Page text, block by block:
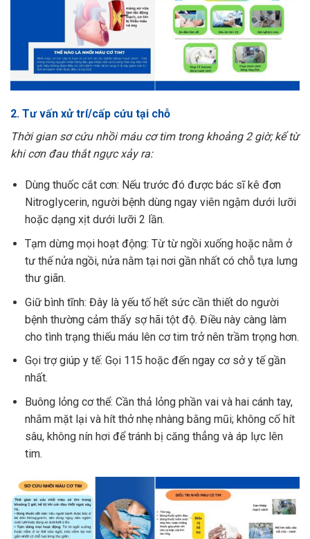
2. Tư vấn xử trí/cấp cứu tại chỗ
Thời gian sơ cứu nhồi máu cơ tim trong khoảng 2 giờ; kể từ
khi cơn đau thắt ngực xảy ra:
Dùng thuốc cắt cơn: Nếu trước đó được bác sĩ kê đơn
NitrogIycerin, người bệnh dùng ngay viên ngậm dưới lưỡi
hoặc dạng xịt dưới lưỡi 2 lần.
Tạm dừng mọi hoạt động: Từ từ ngồi xuống hoặc nằm ở
tư thế nửa ngồi, nửa nằm tại nơi gần nhất có chỗ tựa lưng
thư giãn.
Giữ bình tĩnh: Đây là yếu tố hết sức cần thiết do người
bệnh thường cảm thấy sợ hãi tột độ. Điều này càng làm
cho tình trạng thiếu máu lên cơ tim trở nên trầm trọng hơn.
Gọi trợ giúp y tế: Gọi 115 hoặc đến ngay cơ sở y tế gần
nhất.
Buông lỏng cơ thể: Cần thả lỏng phần vai và hai cánh tay,
nhắm mặt lại và hít thở nhẹ nhàng bằng mũi; không cố hít
sâu, không nín hơi để tránh bị căng thẳng và áp lực lên
tim.